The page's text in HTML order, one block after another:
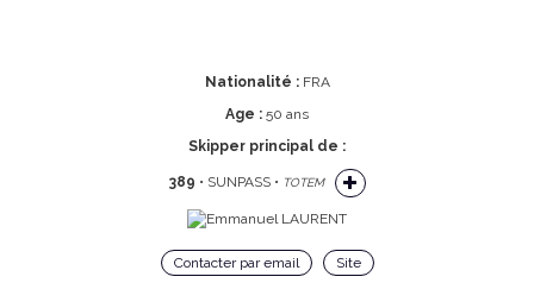
Nationalité :FRA
Age : 50 ans
Skipper principal de :
389 • SUNPASS • TOTEM
Contacter par email Site